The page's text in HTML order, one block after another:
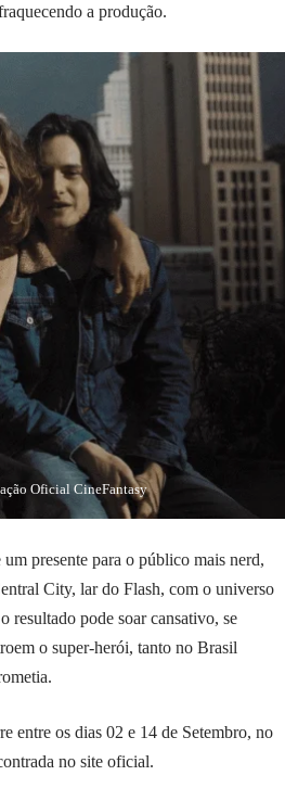
a produção.
Oficial CineFantasy
presente para o público mais nerd,
City, lar do Flash, com o universo
resultado pode soar cansativo, se
o super-herói, tanto no Brasil
entre os dias 02 e 14 de Setembro, no
no site oficial.